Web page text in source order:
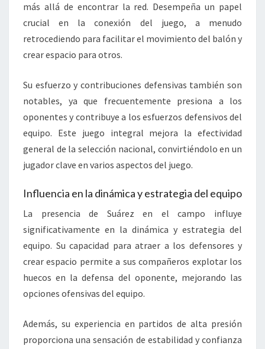
más allá de encontrar la red. Desempeña un papel
crucial en la conexión del juego, a menudo
retrocediendo para facilitar el movimiento del balón y
crear espacio para otros.
Su esfuerzo y contribuciones defensivas también son
notables, ya que frecuentemente presiona a los
oponentes y contribuye a los esfuerzos defensivos del
equipo. Este juego integral mejora la efectividad
general de la selección nacional, convirtiéndolo en un
jugador clave en varios aspectos del juego.
Influencia en la dinámica y estrategia del equipo
La presencia de Suárez en el campo influye
significativamente en la dinámica y estrategia del
equipo. Su capacidad para atraer a los defensores y
crear espacio permite a sus compañeros explotar los
huecos en la defensa del oponente, mejorando las
opciones ofensivas del equipo.
Además, su experiencia en partidos de alta presión
proporciona una sensación de estabilidad y confianza